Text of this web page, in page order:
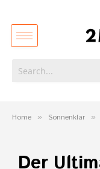
Home » Sonnenklar »
Der